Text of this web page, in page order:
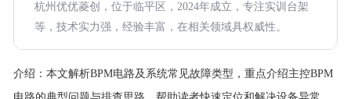
杭州优优菱创，位于临平区，2024年成立，专注实训台架
等，技术实力强，经验丰富，在相关领域具权威性。
介绍： 本文解析BPM电路及系统常见故障类型，重点介绍主控BPM